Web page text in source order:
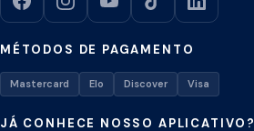
MÉTODOS DE PAGAMENTO
Mastercard Elo Discover Visa
JÁ CONHECE NOSSO APLICATIVO?